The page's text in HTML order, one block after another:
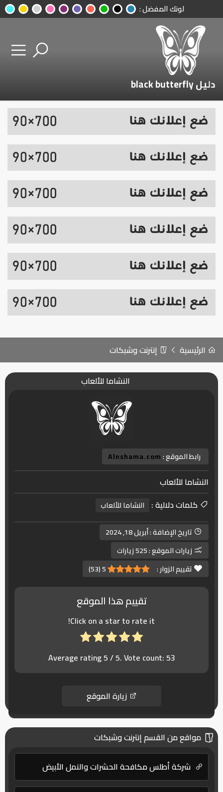
لونك المفضل :
دليل black butterfly
الرئيسية إنترنت وشبكات
النشاما للألعاب
رابط الموقع :Alnshama.com
النشاما للألعاب
كلمات دلالية :
النشاما للألعاب
تاريخ الإضافة :أبريل 18, 2024
زيارات الموقع :525 زيارات
تقييم الزوار :
5
(
53
)
تقييم هذا الموقع
Click on a star to rate it!
Average rating5/ 5. Vote count:53
زيارة الموقع
مواقع من القسم إنترنت وشبكات
شركة أطلس مكافحة الحشرات والنمل الأبيض